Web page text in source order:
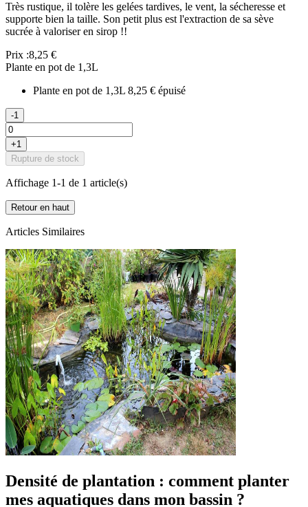
Très rustique, il tolère les gelées tardives, le vent, la sécheresse et
supporte bien la taille. Son petit plus est l'extraction de sa sève
sucrée à valoriser en sirop !!
Prix :8,25 €
Plante en pot de 1,3L
Plante en pot de 1,3L 8,25 € épuisé
-1
+1
Rupture de stock
Affichage 1-1 de 1 article(s)
Retour en haut
Articles Similaires
Densité de plantation : comment planter
mes aquatiques dans mon bassin ?